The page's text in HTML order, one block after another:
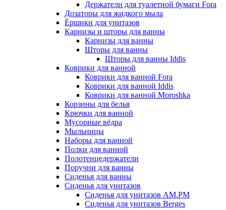
Держатели для туалетной бумаги Fora
Дозаторы для жидкого мыла
Ёршики для унитазов
Карнизы и шторы для ванны
Карнизы для ванны
Шторы для ванны
Шторы для ванны Iddis
Коврики для ванной
Коврики для ванной Fora
Коврики для ванной Iddis
Коврики для ванной Moroshka
Корзины для белья
Крючки для ванной
Мусорные вёдра
Мыльницы
Наборы для ванной
Полки для ванной
Полотенцедержатели
Поручни для ванны
Сиденья для ванны
Сиденья для унитазов
Сиденья для унитазов AM.PM
Сиденья для унитазов Berges